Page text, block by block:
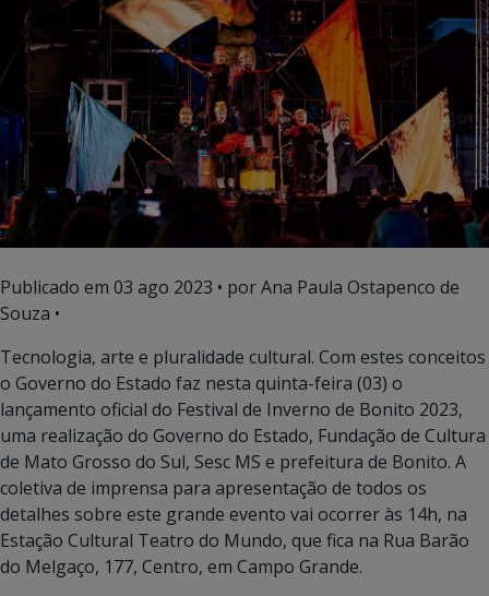
Publicado em 03 ago 2023 • por Ana Paula Ostapenco de
Souza •
Tecnologia, arte e pluralidade cultural. Com estes conceitos
o Governo do Estado faz nesta quinta-feira (03) o
lançamento oficial do Festival de Inverno de Bonito 2023,
uma realização do Governo do Estado, Fundação de Cultura
de Mato Grosso do Sul, Sesc MS e prefeitura de Bonito. A
coletiva de imprensa para apresentação de todos os
detalhes sobre este grande evento vai ocorrer às 14h, na
Estação Cultural Teatro do Mundo, que fica na Rua Barão
do Melgaço, 177, Centro, em Campo Grande.